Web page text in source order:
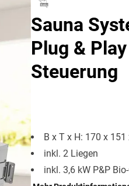
Sauna
Plug &
Steuerung
B x T x H: 170 x
inkl. 2 Liegen
inkl. 3,6 kW P&P